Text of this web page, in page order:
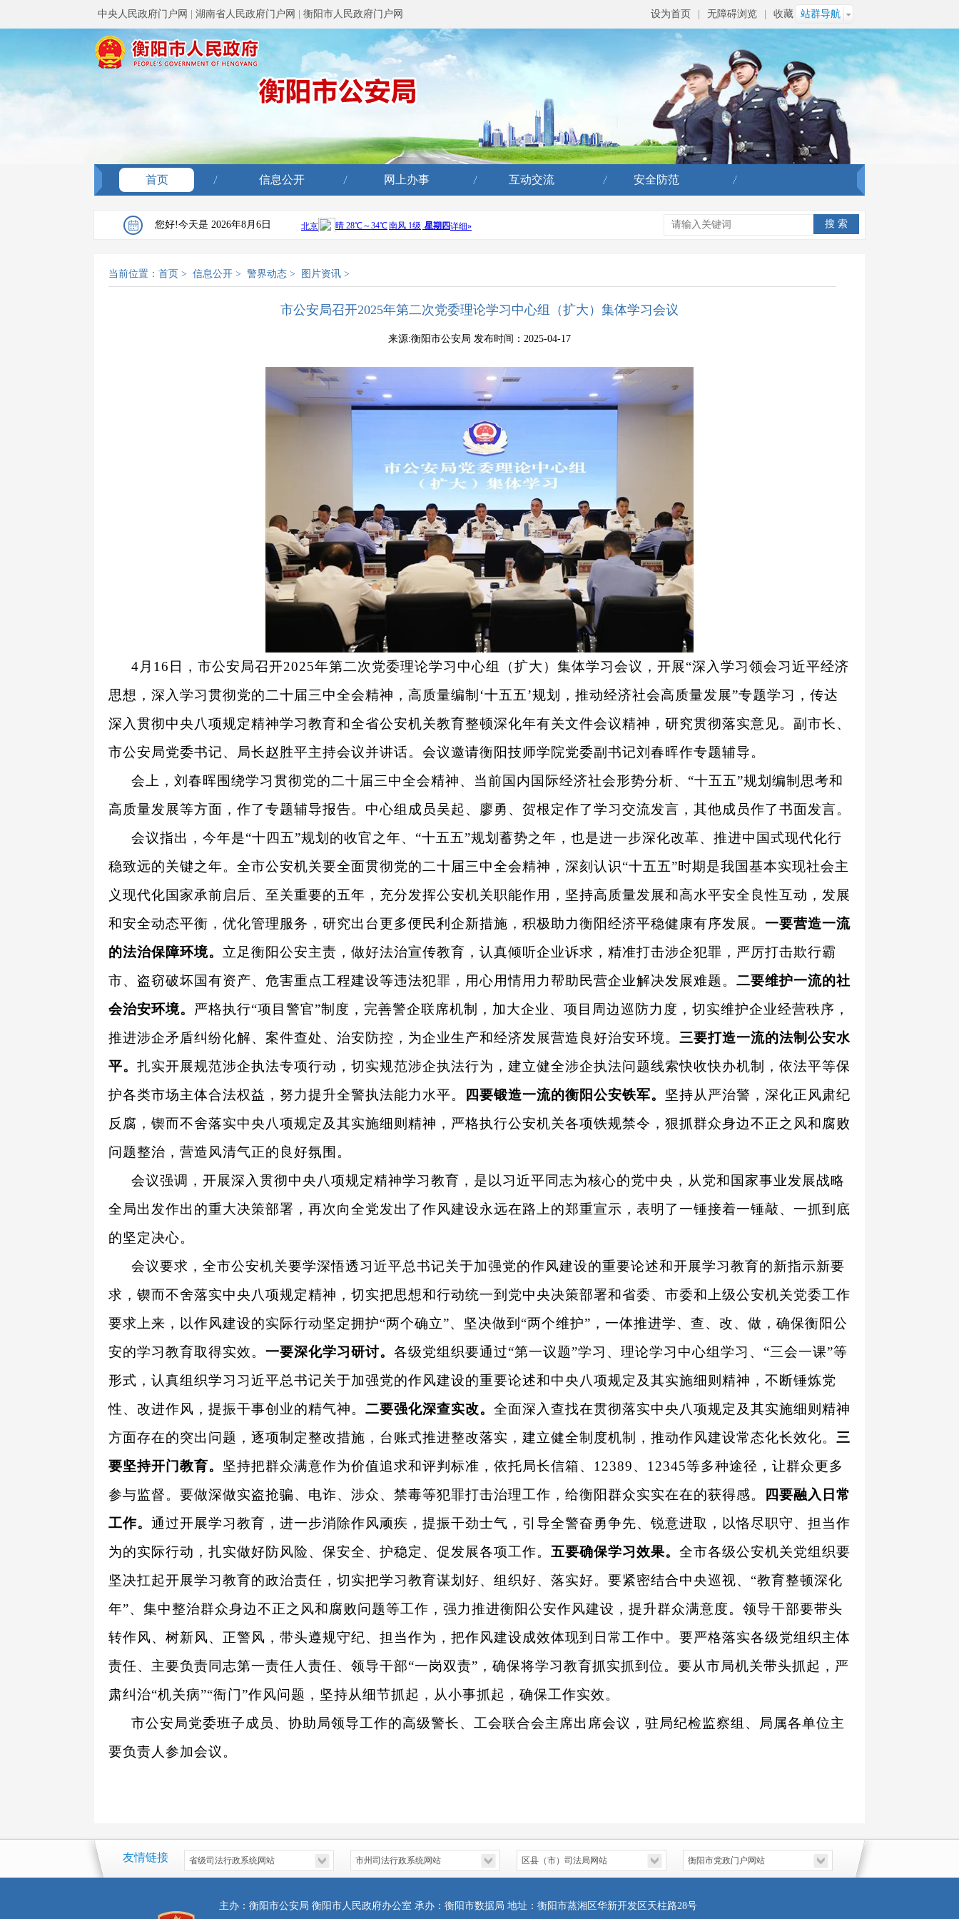
中央人民政府门户网 湖南省人民政府门户网 衡阳市人民政府门户网 设为首页 无障碍浏览 收藏 站群导航
首页 信息公开 网上办事 互动交流 安全防范
您好!今天是 2026年8月6日
当前位置： 首页 > 信息公开 > 警界动态 > 图片资讯 >
市公安局召开2025年第二次党委理论学习中心组（扩大）集体学习会议
来源:衡阳市公安局 发布时间：2025-04-17
4 月16日，市公安局召开2025年第二次党委理论学习中心组（扩大）集体学习会议，开展“深入学习领会习近平经济
思想，深入学习贯彻党的二十届三中全会精神，高质量编制‘十五五’规划，推动经济社会高质量发展”专题学习，传达
深入贯彻中央八项规定精神学习教育和全省公安机关教育整顿深化年有关文件会议精神，研究贯彻落实意见。副市长、
市公安局党委书记、局长赵胜平主持会议并讲话。会议邀请衡阳技师学院党委副书记刘春晖作专题辅导。
会上，刘春晖围绕学习贯彻党的二十届三中全会精神、当前国内国际经济社会形势分析、“十五五”规划编制思考和
高质量发展等方面，作了专题辅导报告。中心组成员吴起、廖勇、贺根定作了学习交流发言，其他成员作了书面发言。
会议指出，今年是“十四五”规划的收官之年、“十五五”规划蓄势之年，也是进一步深化改革、推进中国式现代化行
稳致远的关键之年。全市公安机关要全面贯彻党的二十届三中全会精神，深刻认识“十五五”时期是我国基本实现社会主
义现代化国家承前启后、至关重要的五年，充分发挥公安机关职能作用，坚持高质量发展和高水平安全良性互动，发展
和安全动态平衡，优化管理服务，研究出台更多便民利企新措施，积极助力衡阳经济平稳健康有序发展。 一要营造一流
的法治保障环境。 立足衡阳公安主责，做好法治宣传教育，认真倾听企业诉求，精准打击涉企犯罪，严厉打击欺行霸
市、盗窃破坏国有资产、危害重点工程建设等违法犯罪，用心用情用力帮助民营企业解决发展难题。 二要维护一流的社
会治安环境。 严格执行“项目警官”制度，完善警企联席机制，加大企业、项目周边巡防力度，切实维护企业经营秩序，
推进涉企矛盾纠纷化解、案件查处、治安防控，为企业生产和经济发展营造良好治安环境。 三要打造一流的法制公安水
平。 扎实开展规范涉企执法专项行动，切实规范涉企执法行为，建立健全涉企执法问题线索快收快办机制，依法平等保
护各类市场主体合法权益，努力提升全警执法能力水平。
四要锻造一流的衡阳公安铁军。 坚持从严治警，深化正风肃纪
反腐，锲而不舍落实中央八项规定及其实施细则精神，严格执行公安机关各项铁规禁令，狠抓群众身边不正之风和腐败
问题整治，营造风清气正的良好氛围。
会议强调，开展深入贯彻中央八项规定精神学习教育，是以习近平同志为核心的党中央，从党和国家事业发展战略
全局出发作出的重大决策部署，再次向全党发出了作风建设永远在路上的郑重宣示，表明了一锤接着一锤敲、一抓到底
的坚定决心。
会议要求，全市公安机关要学深悟透习近平总书记关于加强党的作风建设的重要论述和开展学习教育的新指示新要
求，锲而不舍落实中央八项规定精神，切实把思想和行动统一到党中央决策部署和省委、市委和上级公安机关党委工作
要求上来，以作风建设的实际行动坚定拥护“两个确立”、坚决做到“两个维护”，一体推进学、查、改、做，确保衡阳公
安的学习教育取得实效。 一要深化学习研讨。 各级党组织要通过“第一议题”学习、理论学习中心组学习、“三会一课”等
形式，认真组织学习习近平总书记关于加强党的作风建设的重要论述和中央八项规定及其实施细则精神，不断锤炼党
性、改进作风，提振干事创业的精气神。 二要强化深查实改。 全面深入查找在贯彻落实中央八项规定及其实施细则精神
方面存在的突出问题，逐项制定整改措施，台账式推进整改落实，建立健全制度机制，推动作风建设常态化长效化。 三
要坚持开门教育。 坚持把群众满意作为价值追求和评判标准，依托局长信箱、12389、12345等多种途径，让群众更多
参与监督。要做深做实盗抢骗、电诈、涉众、禁毒等犯罪打击治理工作，给衡阳群众实实在在的获得感。
四要融入日常
工作。 通过开展学习教育，进一步消除作风顽疾，提振干劲士气，引导全警奋勇争先、锐意进取，以恪尽职守、担当作
为的实际行动，扎实做好防风险、保安全、护稳定、促发展各项工作。 五要确保学习效果。 全市各级公安机关党组织要
坚决扛起开展学习教育的政治责任，切实把学习教育谋划好、组织好、落实好。要紧密结合中央巡视、“教育整顿深化
年”、集中整治群众身边不正之风和腐败问题等工作，强力推进衡阳公安作风建设，提升群众满意度。领导干部要带头
转作风、树新风、正警风，带头遵规守纪、担当作为，把作风建设成效体现到日常工作中。要严格落实各级党组织主体
责任、主要负责同志第一责任人责任、领导干部“一岗双责”，确保将学习教育抓实抓到位。要从市局机关带头抓起，严
肃纠治“机关病”“衙门”作风问题，坚持从细节抓起，从小事抓起，确保工作实效。
市公安局党委班子成员、协助局领导工作的高级警长、工会联合会主席出席会议，驻局纪检监察组、局属各单位主
要负责人参加会议。
友情链接
主办：衡阳市公安局 衡阳市人民政府办公室 承办：衡阳市数据局 地址：衡阳市蒸湘区华新开发区天柱路28号